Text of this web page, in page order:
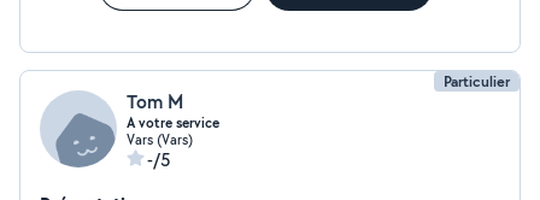
Particulier
Tom M
A votre service
Vars (Vars)
-/5